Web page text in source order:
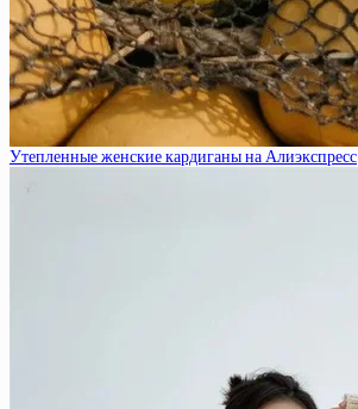
Утепленные женские кардиганы на Алиэкспресс